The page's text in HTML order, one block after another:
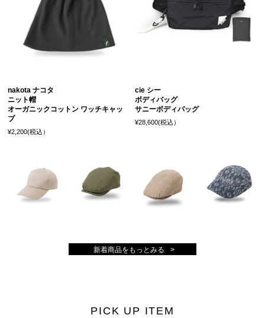
nakota ナコタ
ニット帽
オーガニックコットン ワッチキャッ
プ
¥2,200(税込）
cie シー
ボディバッグ
サニーボディバッグ
¥28,600(税込）
新着商品をもっとみる
PICK UP ITEM